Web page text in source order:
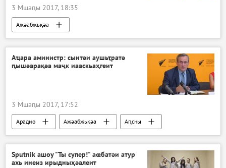
3 Мшаԥы 2017, 18:35
Ажәабжьқәа
Ахәыҷтәы вокалтә конкурс "Ты супер"
Аҵара аминистр: сынтәи аушьҭратә
ԥышәарақәа маҷк иааскьаҳгеит
3 Мшаԥы 2017, 17:52
Арадио Ажәабжьқәа Аԥсны
Sputnik ашоу "Ты супер!" аҩбатәи атур
ахь инеиз ирыдныҳәалеит